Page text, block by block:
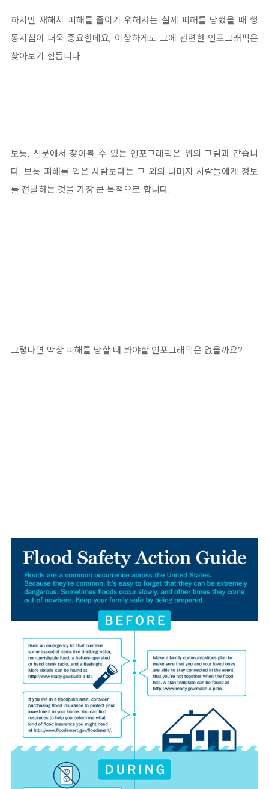
하지만 재해시 피해를 줄이기 위해서는 실제 피해를 당했을 때 행
동지침이 더욱 중요한데요, 이상하게도 그에 관련한 인포그래픽은
찾아보기 힘듭니다.
보통, 신문에서 찾아볼 수 있는 인포그래픽은 위의 그림과 같습니
다. 보통 피해를 입은 사람보다는 그 외의 나머지 사람들에게 정보
를 전달하는 것을 가장 큰 목적으로 합니다.
그렇다면 막상 피해를 당할 때 봐야할 인포그래픽은 없을까요?